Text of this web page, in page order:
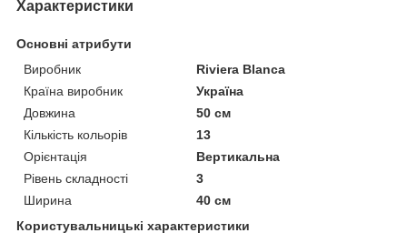
Характеристики
Основні атрибути
Виробник
Riviera Blanca
Країна виробник
Україна
Довжина
50 см
Кількість кольорів
13
Орієнтація
Вертикальна
Рівень складності
3
Ширина
40 см
Користувальницькі характеристики